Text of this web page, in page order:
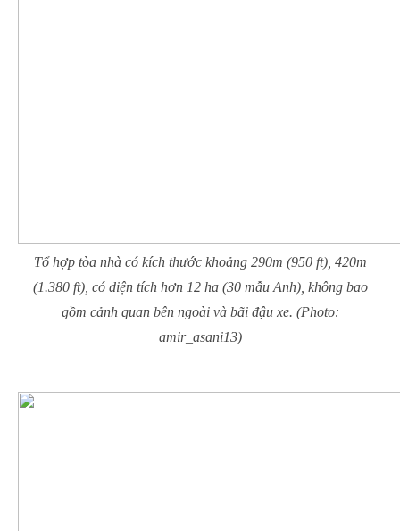
Tổ hợp tòa nhà có kích thước khoảng 290m (950 ft), 420m
(1.380 ft), có diện tích hơn 12 ha (30 mẫu Anh), không bao
gồm cảnh quan bên ngoài và bãi đậu xe. (Photo:
amir_asani13)